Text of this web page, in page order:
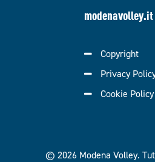
modenavolley.it
Copyright
Privacy
Cookie Policy
© 2026 Modena Volley.